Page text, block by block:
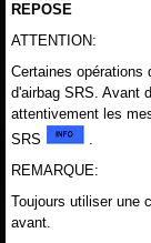
REPOSE
ATTENTION:
Certaines opérations
d'airbag SRS. Avant
attentivement les
SRS
REMARQUE:
Toujours utiliser une
avant.